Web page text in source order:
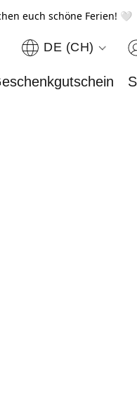
euch schöne Ferien! 🤍
DE (CH)